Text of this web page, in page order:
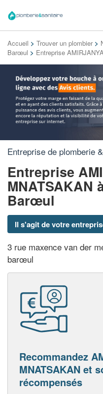
Accueil > Trouver un plombier >
Barœul > Entreprise
Entreprise de plomberie
Entreprise
MNATSAKAN
Barœul
Il s'agit de votre
3 rue maxence van der
barœul
Recommandez
MNATSAKAN et
récompensés